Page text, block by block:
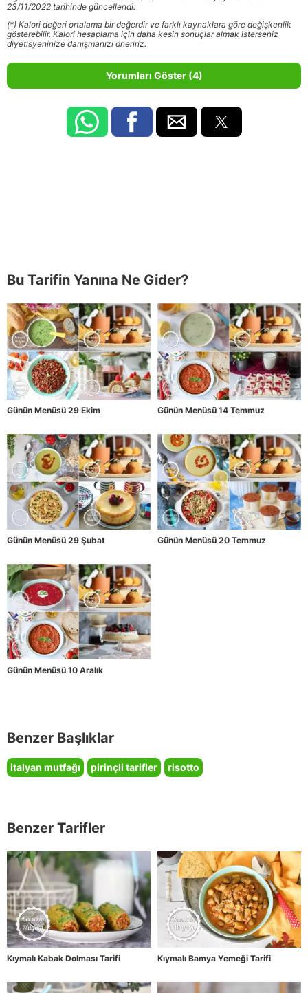
23/11/2022 tarihinde güncellendi.
(*) Kalori değeri ortalama bir değerdir ve farklı kaynaklara göre değişkenlik
gösterebilir. Kalori hesaplama için daha kesin sonuçlar almak isterseniz
diyetisyeninize danışmanızı öneririz.
Yorumları Göster (4)
Bu Tarifin Yanına Ne Gider?
Günün Menüsü 29 Ekim Günün Menüsü 14 Temmuz
Günün Menüsü 29 Şubat Günün Menüsü 20 Temmuz
Günün Menüsü 10 Aralık
Benzer Başlıklar
italyan mutfağı pirinçli tarifler risotto
Benzer Tarifler
Kıymalı Kabak Dolması Tarifi Kıymalı Bamya Yemeği Tarifi